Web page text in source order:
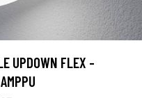
UPDOWN FLEX -